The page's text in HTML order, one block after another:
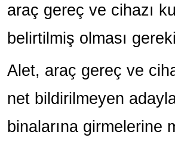
araç gereç ve cihazı
belirtilmiş olması
Alet, araç gereç ve
net bildirilmeyen
binalarına girmelerine